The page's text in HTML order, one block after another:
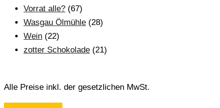
Vorrat alle? (67)
Wasgau Ölmühle (28)
Wein (22)
zotter Schokolade (21)
Alle Preise inkl. der gesetzlichen MwSt.